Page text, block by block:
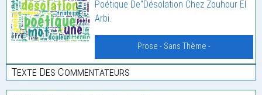
Poétique De"Désolation Chez Zouhour El
Arbi.
Prose - Sans Thème -
Texte Des Commentateurs